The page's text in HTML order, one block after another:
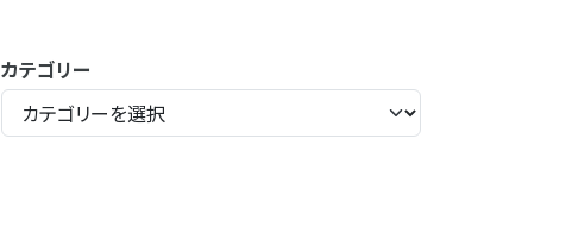
カテゴリー